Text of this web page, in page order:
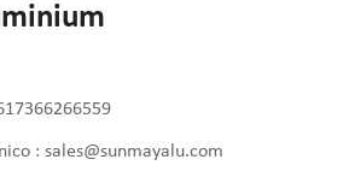
:sales@sunmayalu.com